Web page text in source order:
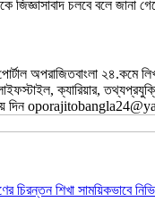
জিজ্ঞাসাবাদ চলবে বলে জানা
অপরাজিতবাংলা ২৪.কমে
ক্যারিয়ার,
দিন
চিরন্তন শিখা সাময়িকভাবে